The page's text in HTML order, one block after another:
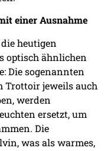
einer Ausnahme
heutigen
optisch ähnlichen
Die sogenannten
Trottoir jeweils auch
werden
ersetzt, um
Die
was als warmes,